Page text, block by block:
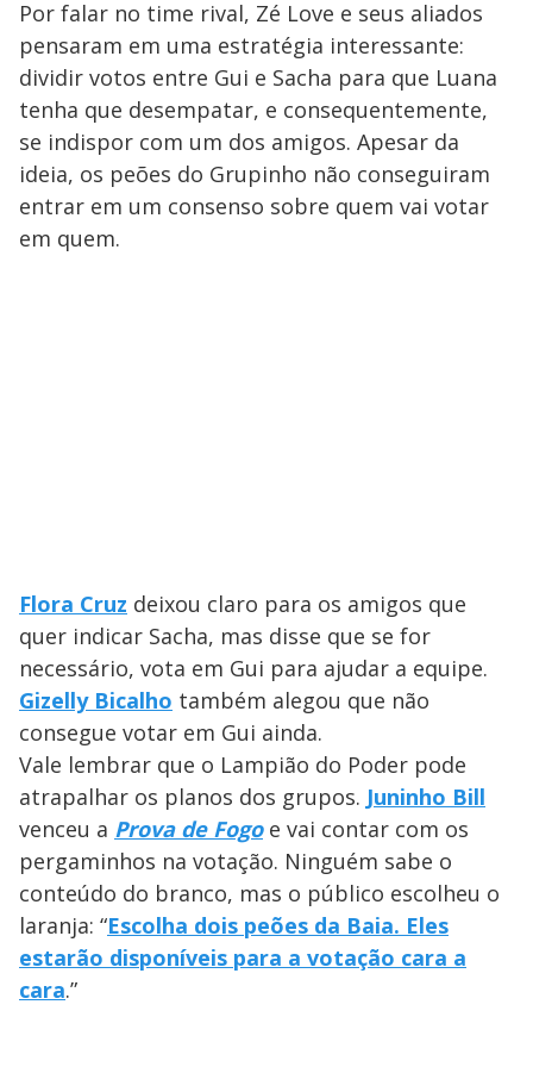
Por falar no time rival, Zé Love e seus aliados
pensaram em uma estratégia interessante:
dividir votos entre Gui e Sacha para que Luana
tenha que desempatar, e consequentemente,
se indispor com um dos amigos. Apesar da
ideia, os peões do Grupinho não conseguiram
entrar em um consenso sobre quem vai votar
em quem.
Flora Cruz deixou claro para os amigos que
quer indicar Sacha, mas disse que se for
necessário, vota em Gui para ajudar a equipe.
Gizelly Bicalho também alegou que não
consegue votar em Gui ainda.
Vale lembrar que o Lampião do Poder pode
atrapalhar os planos dos grupos. Juninho Bill
venceu a Prova de Fogoe vai contar com os
pergaminhos na votação. Ninguém sabe o
conteúdo do branco, mas o público escolheu o
laranja: “Escolha dois peões da Baia. Eles
estarão disponíveis para a votação cara a
cara.”